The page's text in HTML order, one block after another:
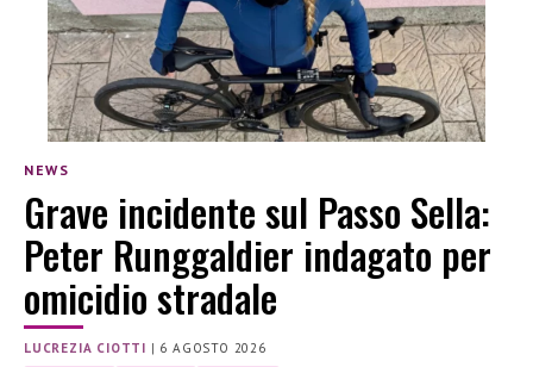
NEWS
Grave incidente sul Passo Sella:
Peter Runggaldier indagato per
omicidio stradale
LUCREZIA CIOTTI | 6 AGOSTO 2026